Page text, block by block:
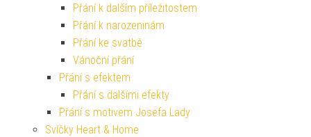
Přání k dalším příležitostem
Přání k narozeninám
Přání ke svatbě
Vánoční přání
Přání s efektem
Přání s dalšími efekty
Přání s motivem Josefa Lady
Svíčky Heart & Home